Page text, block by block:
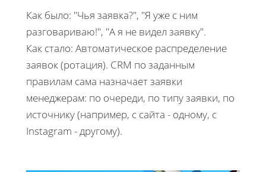
Как было: "Чья заявка?", "Я уже с ним
разговариваю!", "А я не видел заявку".
Как стало: Автоматическое распределение
заявок (ротация). CRM по заданным
правилам сама назначает заявки
менеджерам: по очереди, по типу заявки, по
источнику (например, с сайта - одному, с
Instagram - другому).